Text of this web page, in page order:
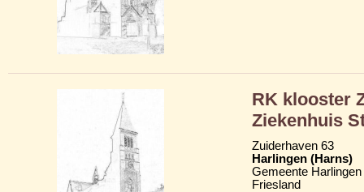
RK klooster
Ziekenhuis
Zuiderhaven 63
Harlingen (Harns)
Gemeente Harlingen
Friesland